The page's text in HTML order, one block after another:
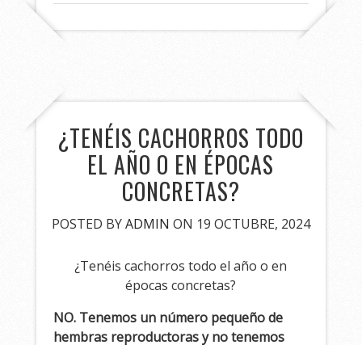
¿TENÉIS CACHORROS TODO
EL AÑO O EN ÉPOCAS
CONCRETAS?
POSTED BYADMIN ON 19 OCTUBRE, 2024
¿Tenéis cachorros todo el año o en
épocas concretas?
NO. Tenemos un número pequeño de
hembras reproductoras y no tenemos